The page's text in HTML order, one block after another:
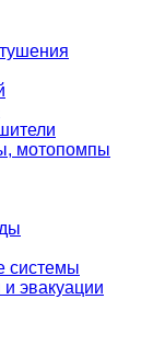
мотопомпы
системы
эвакуации